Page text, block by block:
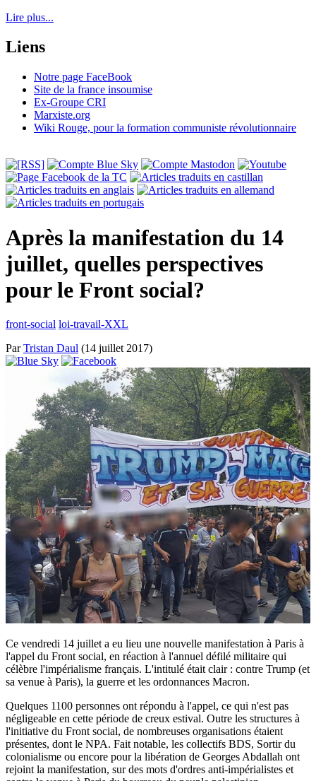
Lire plus...
Liens
Notre page FaceBook
Site de la france insoumise
Ex-Groupe CRI
Marxiste.org
Wiki Rouge, pour la formation communiste révolutionnaire
Après la manifestation du 14
juillet, quelles perspectives
pour le Front social?
front-social loi-travail-XXL
ParTristan Daul (14 juillet 2017)
Ce vendredi 14 juillet a eu lieu une nouvelle manifestation à Paris à
l'appel du Front social, en réaction à l'annuel défilé militaire qui
célèbre l'impérialisme français. L'intitulé était clair : contre Trump (et
sa venue à Paris), la guerre et les ordonnances Macron.
Quelques 1100 personnes ont répondu à l'appel, ce qui n'est pas
négligeable en cette période de creux estival. Outre les structures à
l'initiative du Front social, de nombreuses organisations étaient
présentes, dont le NPA. Fait notable, les collectifs BDS, Sortir du
colonialisme ou encore pour la libération de Georges Abdallah ont
rejoint la manifestation, sur des mots d'ordres anti-impérialistes et